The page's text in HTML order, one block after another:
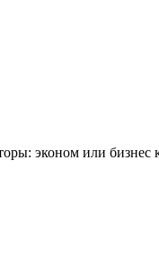
эконом или бизнес